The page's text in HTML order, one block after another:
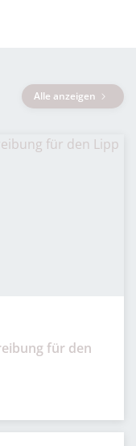
Alle anzeigen
für den